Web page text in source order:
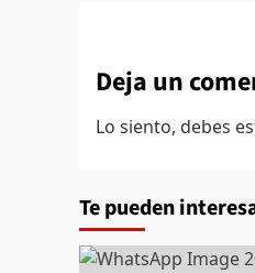
Deja un
Lo siento, debes
Te pueden